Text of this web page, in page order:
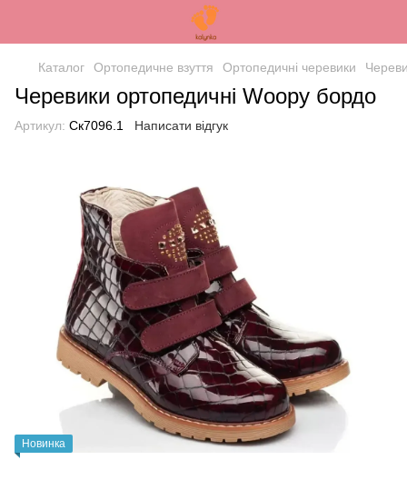
Каталог Ортопедичне взуття Ортопедичні черевики
Черевики ортопедичні Woopy бордо
Артикул: Ск7096.1 Написати відгук
Новинка